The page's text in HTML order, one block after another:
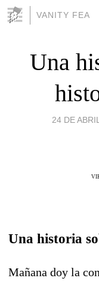
VANITY FEA
Una
24 DE
Una historia
Mañana doy la